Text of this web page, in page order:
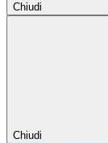
Chiudi
Chiudi